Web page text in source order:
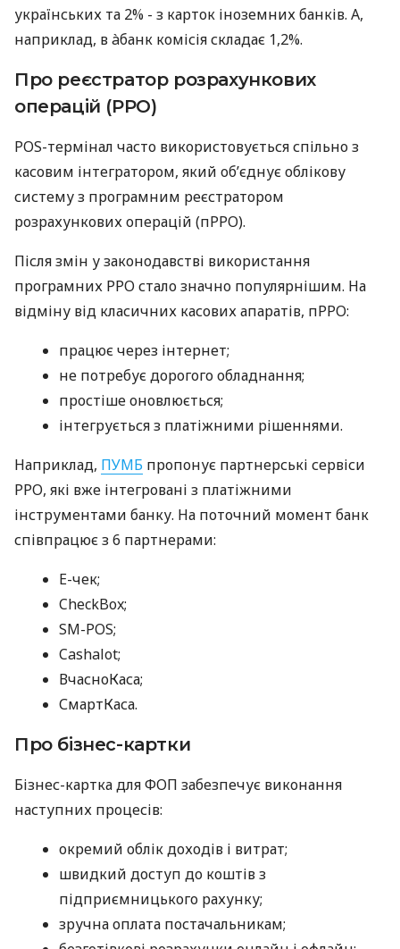
українських та 2% - з карток іноземних банків. А,
наприклад, в àбанк комісія складає 1,2%.
Про реєстратор розрахункових
операцій (РРО)
POS-термінал часто використовується спільно з
касовим інтегратором, який об’єднує облікову
систему з програмним реєстратором
розрахункових операцій (пРРО).
Після змін у законодавстві використання
програмних РРО стало значно популярнішим. На
відміну від класичних касових апаратів, пРРО:
працює через інтернет;
не потребує дорогого обладнання;
простіше оновлюється;
інтегрується з платіжними рішеннями.
Наприклад, ПУМБ пропонує партнерські сервіси
РРО, які вже інтегровані з платіжними
інструментами банку. На поточний момент банк
співпрацює з 6 партнерами:
E-чек;
CheckBox;
SM-POS;
Cashalot;
ВчасноКаса;
СмартКаса.
Про бізнес-картки
Бізнес-картка для ФОП забезпечує виконання
наступних процесів:
окремий облік доходів і витрат;
швидкий доступ до коштів з
підприємницького рахунку;
зручна оплата постачальникам;